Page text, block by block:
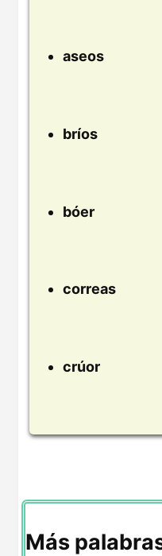
aseos
bríos
bóer
correas
crúor
Más